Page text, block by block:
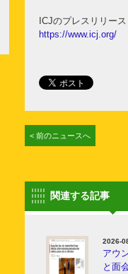
ICJのプレスリリース
https://www.icj.org/
< 前のニュースへ
関連する記事
2026-
アウ
と面